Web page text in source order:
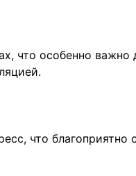
что особенно
что благоприятно